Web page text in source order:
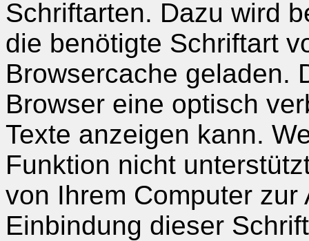
Schriftarten. Dazu wird
die benötigte Schriftart
Browsercache geladen.
Browser eine optisch
Texte anzeigen kann.
Funktion nicht
von Ihrem Computer
Einbindung dieser